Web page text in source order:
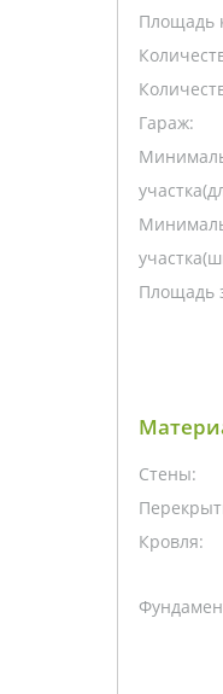
Площадь
Гараж:
Площадь
Стены:
Кровля: